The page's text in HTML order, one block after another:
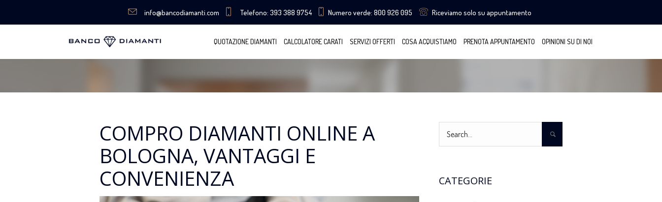
info@bancodiamanti.com Telefono: 393 388 9754 Numero verde: 800 926 095 Riceviamo solo su appuntamento
QUOTAZIONE DIAMANTI CALCOLATORE CARATI SERVIZI OFFERTI COSA ACQUISTIAMO PRENOTA APPUNTAMENTO OPINIONI SU DI NOI
COMPRO DIAMANTI ONLINE A
BOLOGNA, VANTAGGI E
CONVENIENZA
CATEGORIE